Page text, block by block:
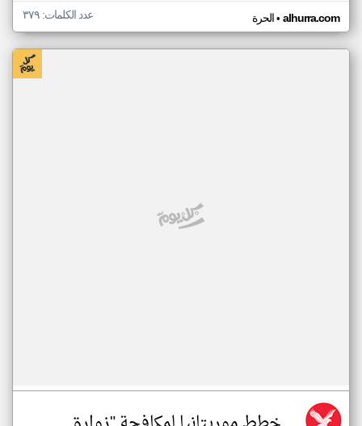
الحرة• alhurra.com عدد الكلمات: ٣٧٩